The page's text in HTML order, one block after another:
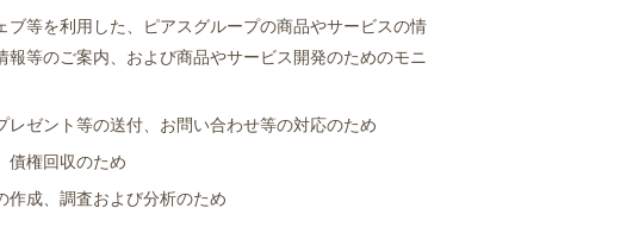
等を利用した、ピアスグループの商品やサービスの情
等のご案内、および商品やサービス開発のためのモニ
ゼント等の送付、お問い合わせ等の対応のため
債権回収のため
作成、調査および分析のため